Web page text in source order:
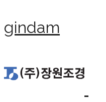
gindam